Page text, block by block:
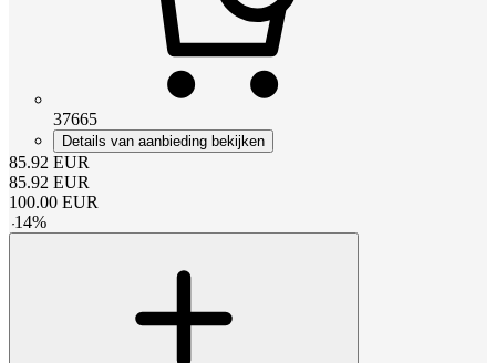
37665
Details van aanbieding bekijken
85.92 EUR
85.92 EUR
100.00 EUR
-14%